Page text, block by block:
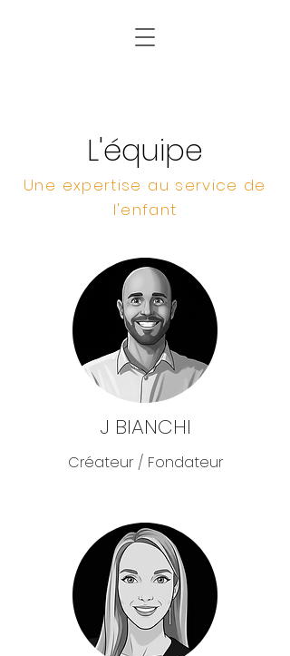
L'équipe
Une expertise au service de
l'enfant
J BIANCHI
Créateur / Fondateur